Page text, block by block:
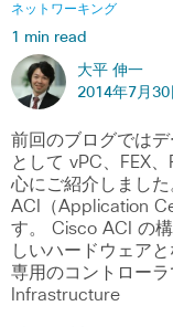
ネットワーキング
1 min read
大平 伸一
2014年7月
前回のブログでは
として vPC、FEX
心にご紹介しまし
ACI（Application
す。 Cisco ACI の
しいハードウェア
専用のコントロー
Infrastructure